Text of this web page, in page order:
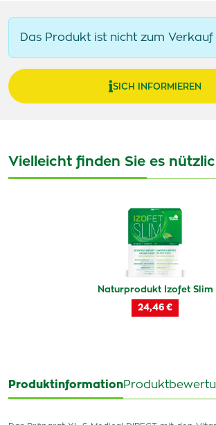
Das Produkt ist nicht zum
SICH INFORMIEREN
Vielleicht finden Sie es
Naturprodukt Izofet Slim
24,46 €
Produktinformation